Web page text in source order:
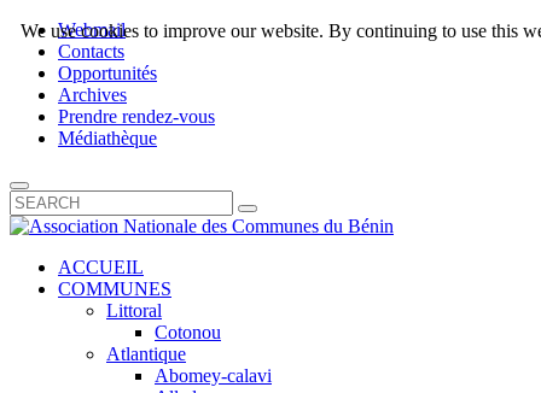
Webmail
Contacts
Opportunités
Archives
Prendre rendez-vous
Médiathèque
ACCUEIL
COMMUNES
Littoral
Cotonou
Atlantique
Abomey-calavi
We use cookies to improve our website. By continuing to use this